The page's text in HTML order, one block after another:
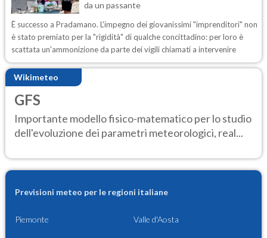
da un passante
È successo a Pradamano. L'impegno dei giovanissimi "imprenditori" non
è stato premiato per la "rigidità" di qualche concittadino: per loro è
scattata un'ammonizione da parte dei vigili chiamati a intervenire
Wikimeteo
GFS
Importante modello fisico-matematico per lo studio
dell'evoluzione dei parametri meteorologici, real...
Previsioni meteo per le regioni italiane
Piemonte Valle d'Aosta